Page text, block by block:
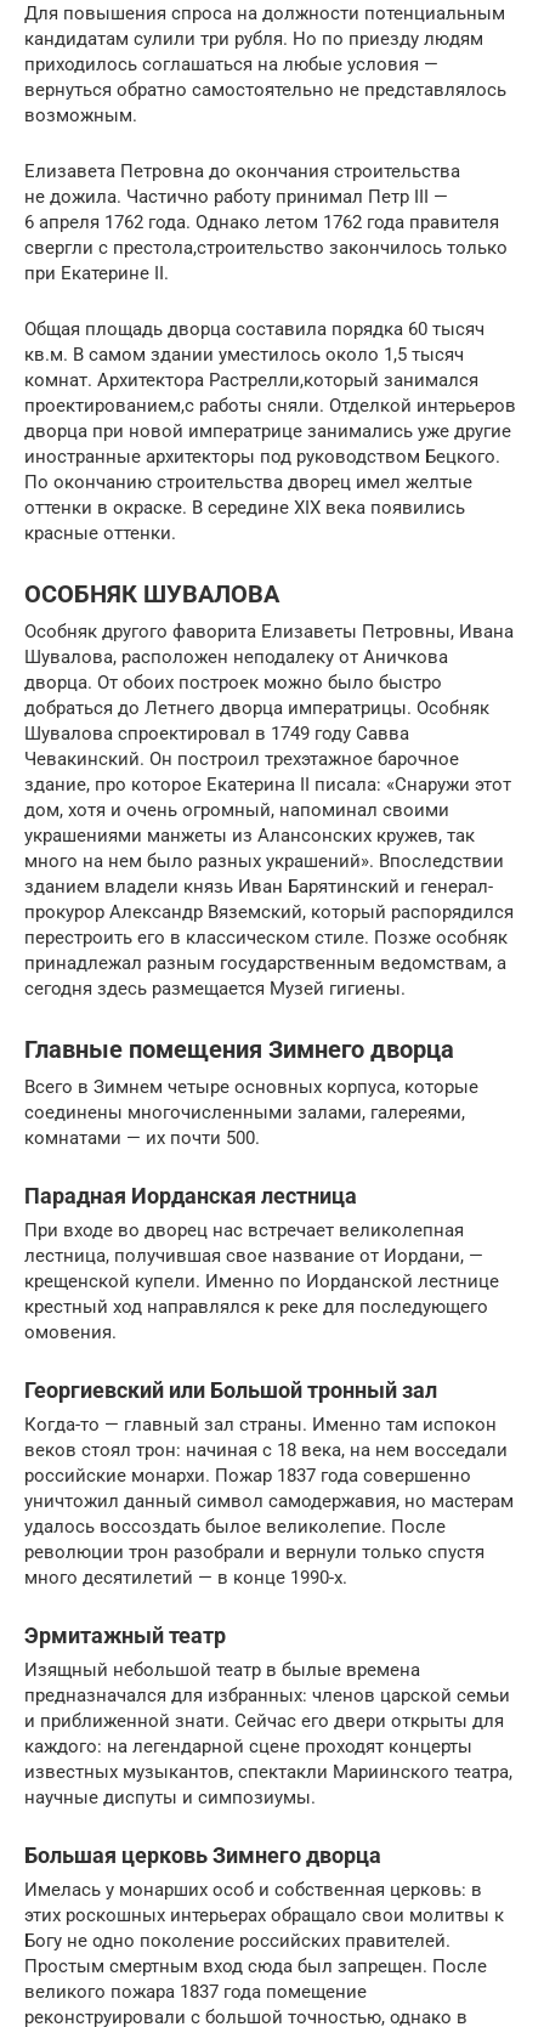
Для повышения спроса на должности потенциальным
кандидатам сулили три рубля. Но по приезду людям
приходилось соглашаться на любые условия —
вернуться обратно самостоятельно не представлялось
возможным.
Елизавета Петровна до окончания строительства
не дожила. Частично работу принимал Петр III —
6 апреля 1762 года. Однако летом 1762 года правителя
свергли с престола,строительство закончилось только
при Екатерине II.
Общая площадь дворца составила порядка 60 тысяч
кв.м. В самом здании уместилось около 1,5 тысяч
комнат. Архитектора Растрелли,который занимался
проектированием,с работы сняли. Отделкой интерьеров
дворца при новой императрице занимались уже другие
иностранные архитекторы под руководством Бецкого.
По окончанию строительства дворец имел желтые
оттенки в окраске. В середине XIX века появились
красные оттенки.
ОСОБНЯК ШУВАЛОВА
Особняк другого фаворита Елизаветы Петровны, Ивана
Шувалова, расположен неподалеку от Аничкова
дворца. От обоих построек можно было быстро
добраться до Летнего дворца императрицы. Особняк
Шувалова спроектировал в 1749 году Савва
Чевакинский. Он построил трехэтажное барочное
здание, про которое Екатерина II писала: «Снаружи этот
дом, хотя и очень огромный, напоминал своими
украшениями манжеты из Алансонских кружев, так
много на нем было разных украшений». Впоследствии
зданием владели князь Иван Барятинский и генерал-
прокурор Александр Вяземский, который распорядился
перестроить его в классическом стиле. Позже особняк
принадлежал разным государственным ведомствам, а
сегодня здесь размещается Музей гигиены.
Главные помещения Зимнего дворца
Всего в Зимнем четыре основных корпуса, которые
соединены многочисленными залами, галереями,
комнатами — их почти 500.
Парадная Иорданская лестница
При входе во дворец нас встречает великолепная
лестница, получившая свое название от Иордани, —
крещенской купели. Именно по Иорданской лестнице
крестный ход направлялся к реке для последующего
омовения.
Георгиевский или Большой тронный зал
Когда-то — главный зал страны. Именно там испокон
веков стоял трон: начиная с 18 века, на нем восседали
российские монархи. Пожар 1837 года совершенно
уничтожил данный символ самодержавия, но мастерам
удалось воссоздать былое великолепие. После
революции трон разобрали и вернули только спустя
много десятилетий — в конце 1990-х.
Эрмитажный театр
Изящный небольшой театр в былые времена
предназначался для избранных: членов царской семьи
и приближенной знати. Сейчас его двери открыты для
каждого: на легендарной сцене проходят концерты
известных музыкантов, спектакли Мариинского театра,
научные диспуты и симпозиумы.
Большая церковь Зимнего дворца
Имелась у монарших особ и собственная церковь: в
этих роскошных интерьерах обращало свои молитвы к
Богу не одно поколение российских правителей.
Простым смертным вход сюда был запрещен. После
великого пожара 1837 года помещение
реконструировали с большой точностью, однако в